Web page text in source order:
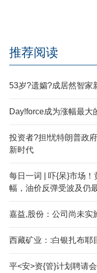
推荐阅读
53岁?遗孀?成居然智家
Day!force成为涨幅最大
投资者?担!忧特朗普政
新时代
每日一词 | 吓{呆}市场
幅，油价反弹受波及仍
嘉益,股份：公司尚未实
西藏矿业：:白银扎布耶
平<安>资{管}计划聘请